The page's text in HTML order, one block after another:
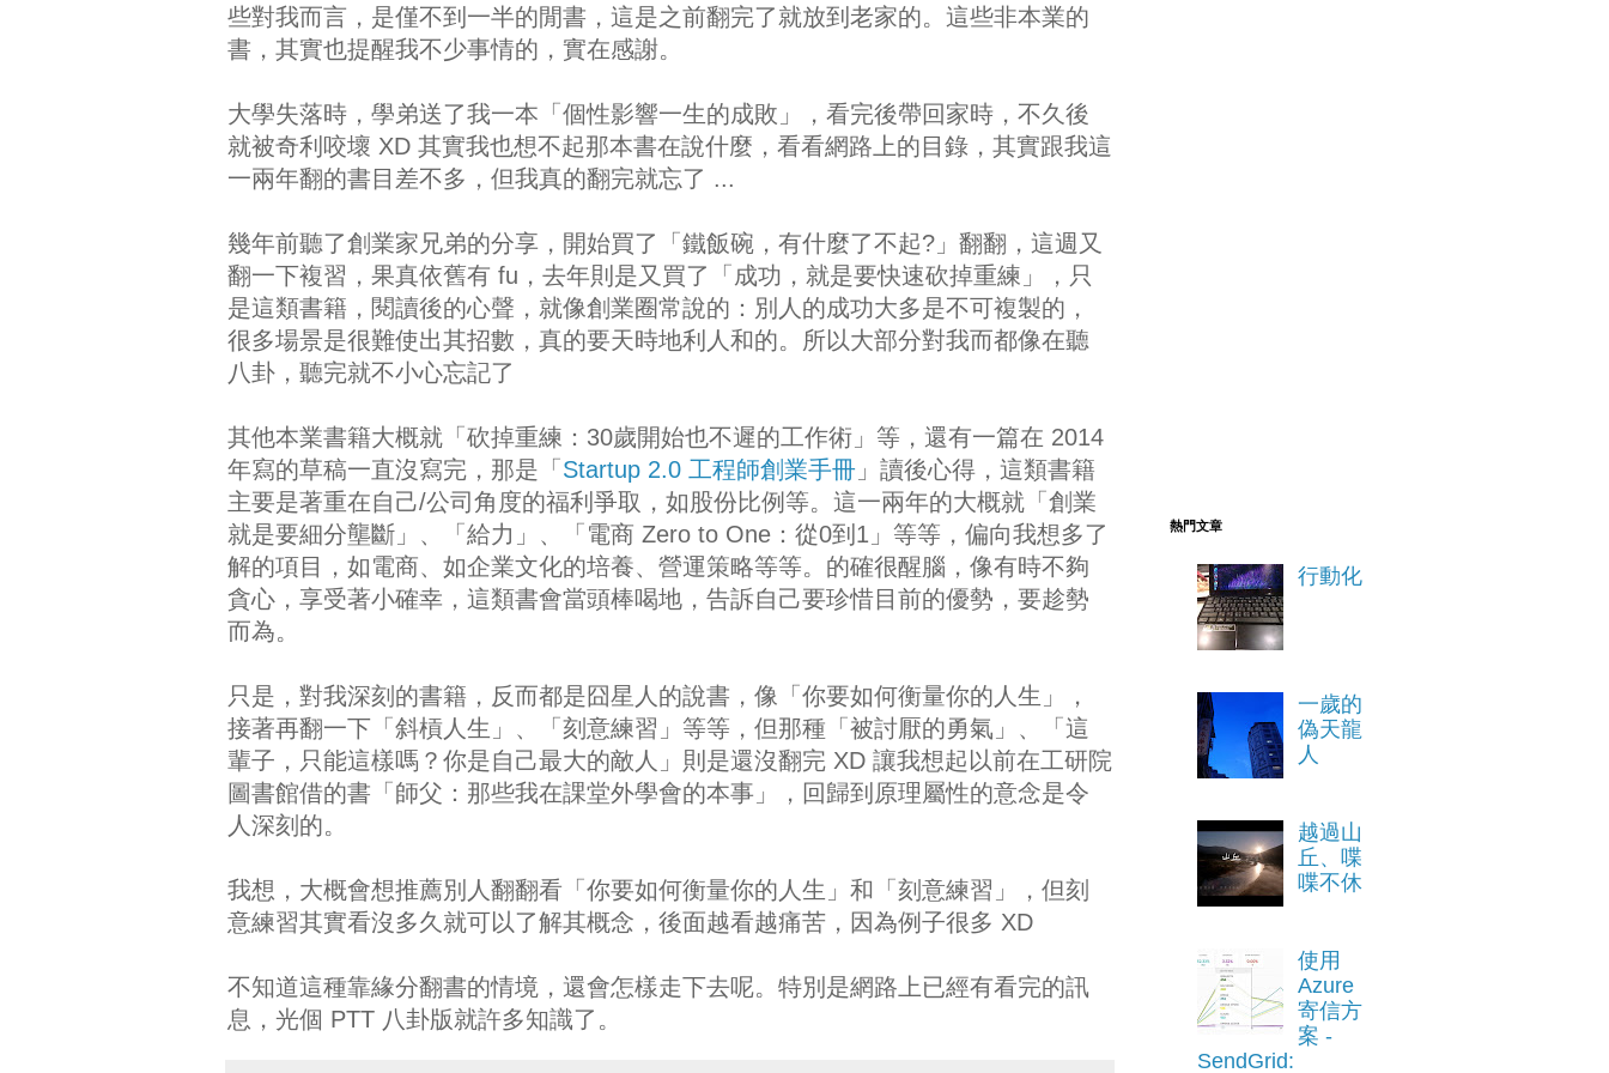
些對我而言，是僅不到一半的閒書，這是之前翻完了就放到老家的。這些非本業的
書，其實也提醒我不少事情的，實在感謝。
大學失落時，學弟送了我一本「個性影響一生的成敗」，看完後帶回家時，不久後
就被奇利咬壞 XD 其實我也想不起那本書在說什麼，看看網路上的目錄，其實跟我這
一兩年翻的書目差不多，但我真的翻完就忘了 ...
幾年前聽了創業家兄弟的分享，開始買了「鐵飯碗，有什麼了不起?」翻翻，這週又
翻一下複習，果真依舊有 fu，去年則是又買了「成功，就是要快速砍掉重練」，只
是這類書籍，閱讀後的心聲，就像創業圈常說的：別人的成功大多是不可複製的，
很多場景是很難使出其招數，真的要天時地利人和的。所以大部分對我而都像在聽
八卦，聽完就不小心忘記了
其他本業書籍大概就「砍掉重練：30歲開始也不遲的工作術」等，還有一篇在 2014
年寫的草稿一直沒寫完，那是「 Startup 2.0 工程師創業手冊 」讀後心得，這類書籍
主要是著重在自己/公司角度的福利爭取，如股份比例等。這一兩年的大概就「創業
就是要細分壟斷」、「給力」、「電商 Zero to One：從0到1」等等，偏向我想多了
解的項目，如電商、如企業文化的培養、營運策略等等。的確很醒腦，像有時不夠
貪心，享受著小確幸，這類書會當頭棒喝地，告訴自己要珍惜目前的優勢，要趁勢
而為。
只是，對我深刻的書籍，反而都是囧星人的說書，像「你要如何衡量你的人生」，
接著再翻一下「斜槓人生」、「刻意練習」等等，但那種「被討厭的勇氣」、「這
輩子，只能這樣嗎？你是自己最大的敵人」則是還沒翻完 XD 讓我想起以前在工研院
圖書館借的書「師父：那些我在課堂外學會的本事」，回歸到原理屬性的意念是令
人深刻的。
我想，大概會想推薦別人翻翻看「你要如何衡量你的人生」和「刻意練習」，但刻
意練習其實看沒多久就可以了解其概念，後面越看越痛苦，因為例子很多 XD
不知道這種靠緣分翻書的情境，還會怎樣走下去呢。特別是網路上已經有看完的訊
息，光個 PTT 八卦版就許多知識了。
熱門文章
行動化
一歲的
偽天龍
人
越過山
丘、喋
喋不休
使用
Azure
寄信方
案 -
SendGrid: